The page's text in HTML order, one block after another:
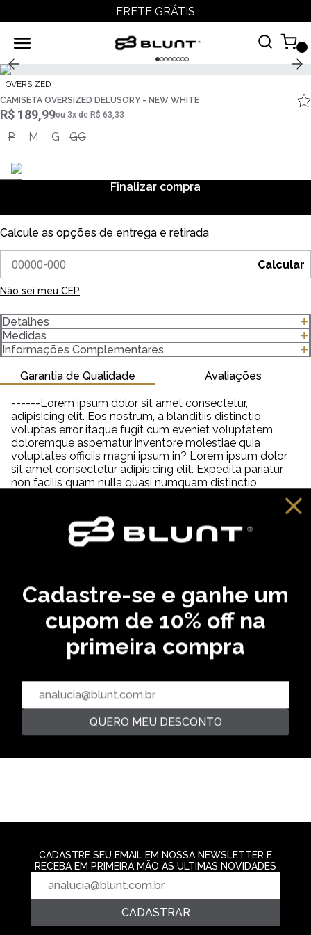
FRETE GRÁTIS
OVERSIZED
CAMISETA OVERSIZED DELUSORY - NEW WHITE
R$ 189,99ou 3x de R$ 63,33
P M G GG
Finalizar compra
Calcule as opções de entrega e retirada
Calcular
Não sei meu CEP
Detalhes
-Modelagem Oversized
-100% algodão
-Gola canelada 3 Centímetros (cm) 2x1 com Elastano
-Gramatura 244 g/m²
Importante saber:
-As cores podem ter algumas variações de acordo com o
monitor ou dispositivo que está utilizando.
-Em produtos de algodão pode haver encolhimento de 2,5 a
3%.
Medidas
clique para abrir as medidas
Informações Complementares
Garantia de Qualidade
------Lorem ipsum dolor sit amet consectetur,
adipisicing elit. Eos nostrum, a blanditiis distinctio
voluptas error itaque fugit cum eveniet voluptatem
doloremque aspernatur inventore molestiae quia
voluptates officiis magni ipsum in? Lorem ipsum dolor
sit amet consectetur adipisicing elit. Expedita pariatur
non facilis quam nulla quasi numquam distinctio
saepe neque unde labore illum dolor provident. Lorem
ipsum dolor sit amet consectetur adipisicing elit. Aut
distinctio adipisci hic molestiae, amet quibusdam
cupiditate inventore fugit eveniet aliquam similique
Avaliações
VOCÊ PODE GOSTAR
CAMISETA ESPECIAL DRY
CARRINHO - PRETO
4‌x de R$ 62,49
PREMIUM
CAMISETA PREMIUM ZION -
3‌x de R$ 59,99
R$ 139,99
Cadastre-se e ganhe um
cupom de 10% off na
primeira compra
QUERO MEU DESCONTO
CADASTRE SEU EMAIL EM NOSSA NEWSLETTER E
RECEBA EM PRIMEIRA MÃO AS ULTIMAS NOVIDADES
CADASTRAR